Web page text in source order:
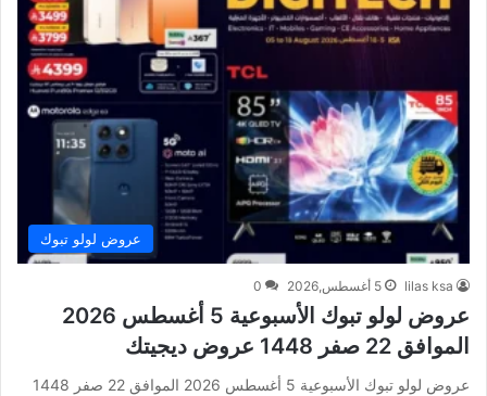
عروض لولو تبوك
lilas ksa 5 أغسطس,2026 0
عروض لولو تبوك الأسبوعية 5 أغسطس 2026
الموافق 22 صفر 1448 عروض ديجيتك
عروض لولو تبوك الأسبوعية 5 أغسطس 2026 الموافق 22 صفر 1448